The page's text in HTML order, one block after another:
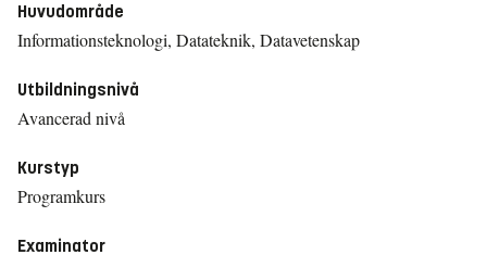
Huvudområde
Informationsteknologi, Datateknik, Datavetenskap
Utbildningsnivå
Avancerad nivå
Kurstyp
Programkurs
Examinator